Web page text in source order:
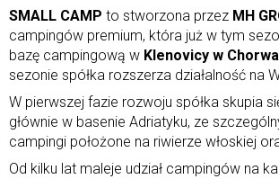
SMALL CAMP to stworzona przez MH
campingów premium, która już w tym
bazę campingową w Klenovicy w
sezonie spółka rozszerza działalność na
W pierwszej fazie rozwoju spółka skupia
głównie w basenie Adriatyku, ze
campingi położone na riwierze włoskiej
Od kilku lat maleje udział campingów na